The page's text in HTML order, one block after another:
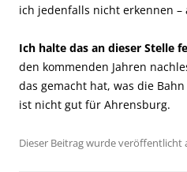
ich jedenfalls nicht erkennen –
Ich halte das an dieser Stelle
den kommenden Jahren
das gemacht hat, was die
ist nicht gut für Ahrensburg.
Dieser Beitrag wurde veröffentlicht